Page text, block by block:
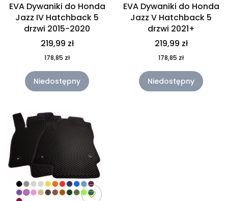
EVA Dywaniki do Honda
Jazz IV Hatchback 5
drzwi 2015-2020
219,99 zł
178,85 zł
Niedostępny
EVA Dywaniki do Honda
Jazz V Hatchback 5
drzwi 2021+
219,99 zł
178,85 zł
Niedostępny